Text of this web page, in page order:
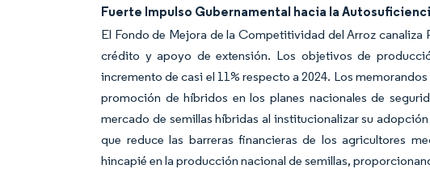
Fuerte Impulso Gubernamental hacia la
El Fondo de Mejora de la Competitividad del Arroz canaliza
crédito y apoyo de extensión. Los objetivos de
incremento de casi el 11% respecto a 2024. Los
promoción de híbridos en los planes nacionales de
mercado de semillas híbridas al institucionalizar su
que reduce las barreras financieras de los agricultores
hincapié en la producción nacional de semillas,